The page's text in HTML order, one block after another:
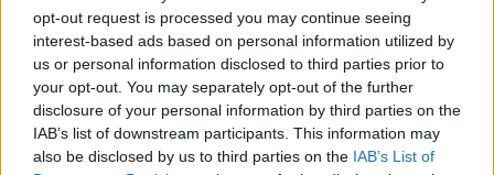
opt-out request is processed you may continue seeing
interest-based ads based on personal information utilized by
us or personal information disclosed to third parties prior to
your opt-out. You may separately opt-out of the further
disclosure of your personal information by third parties on the
IAB’s list of downstream participants. This information may
also be disclosed by us to third parties on the IAB’s List of
Διορισμοί εκπαιδευτικών : Πότε βγαίνουν οι
οριστικοί πίνακες – Πού αναμένονται νέοι
διορισμοί
Στόχος είναι η απόκτηση δεξιοτήτων και η ενίσχυση της
απασχολησιμότητας των κρατουμένων, ώστε να
επανενταχθούν στην κοινωνία και στην αγορά εργασίας,